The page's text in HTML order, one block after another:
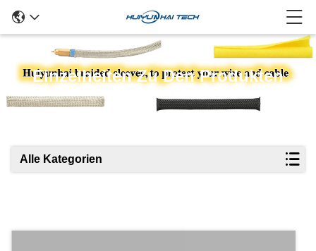
Einzelheiten Zu Den Produkten
Alle Kategorien